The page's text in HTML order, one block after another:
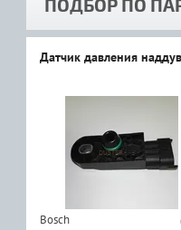
ПОДБОР ПО
Датчик давления
Bosch